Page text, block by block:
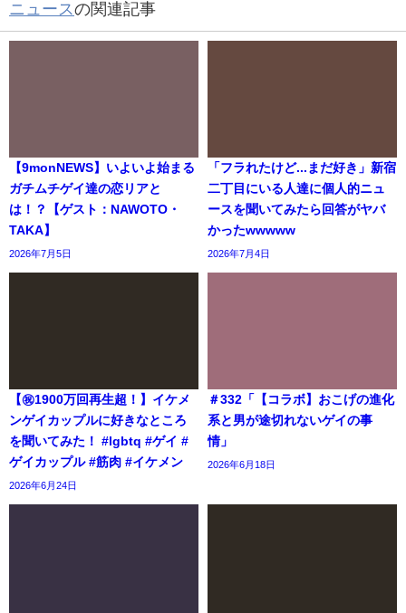
ニュースの関連記事
【9monNEWS】いよいよ始まる
ガチムチゲイ達の恋リアと
は！？【ゲスト：NAWOTO・
TAKA】
2026年7月5日
「フラれたけど...まだ好き」新宿
二丁目にいる人達に個人的ニュ
ースを聞いてみたら回答がヤバ
かったwwwww
2026年7月4日
【㊗️1900万回再生超！】イケメ
ンゲイカップルに好きなところ
を聞いてみた！ #lgbtq #ゲイ #
ゲイカップル #筋肉 #イケメン
2026年6月24日
＃332「【コラボ】おこげの進化
系と男が途切れないゲイの事
情」
2026年6月18日